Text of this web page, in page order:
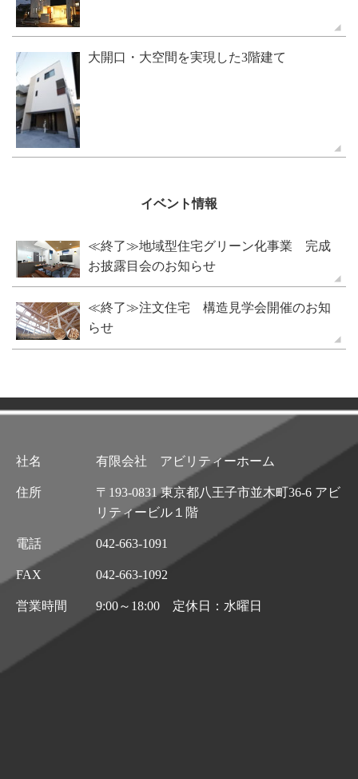
大開口・大空間を実現した3階建て
イベント情報
≪終了≫地域型住宅グリーン化事業 完成
お披露目会のお知らせ
≪終了≫注文住宅 構造見学会開催のお知
らせ
社名 有限会社 アビリティーホーム
住所
〒193-0831 東京都八王子市並木町36-6 アビ
リティービル１階
電話 042-663-1091
FAX 042-663-1092
営業時間 9:00～18:00 定休日：水曜日